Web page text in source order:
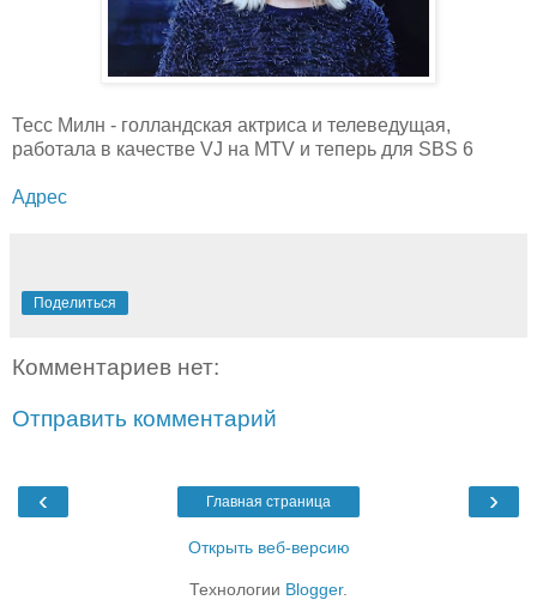
Тесс Милн - голландская актриса и телеведущая,
работала в качестве VJ на MTV и теперь для SBS 6
Адрес
Поделиться
Комментариев нет:
Отправить комментарий
‹ ›
Главная страница
Открыть веб-версию
Технологии Blogger.